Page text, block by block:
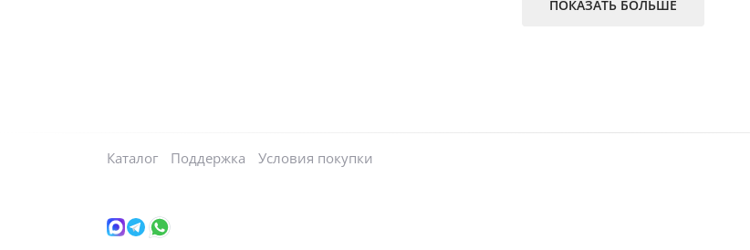
ПОКАЗАТЬ БОЛЬШЕ
Каталог Поддержка
Условия покупки